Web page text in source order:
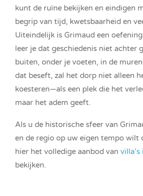
kunt de ruïne bekijken en eindigen
begrip van tijd, kwetsbaarheid en
Uiteindelijk is Grimaud een
leer je dat geschiedenis niet achter
buiten, onder je voeten, in de
dat beseft, zal het dorp niet alleen
koesteren—als een plek die het
maar het adem geeft.
Als u de historische sfeer van
en de regio op uw eigen tempo wilt
hier het volledige aanbod van
bekijken.